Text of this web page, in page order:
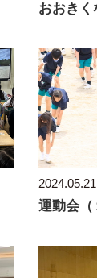
2024.05.21